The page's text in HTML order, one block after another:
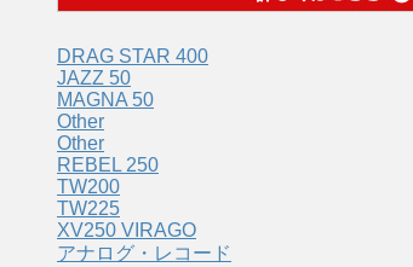
DRAG STAR 400
JAZZ 50
MAGNA 50
Other
Other
REBEL 250
TW200
TW225
XV250 VIRAGO
アナログ・レコード